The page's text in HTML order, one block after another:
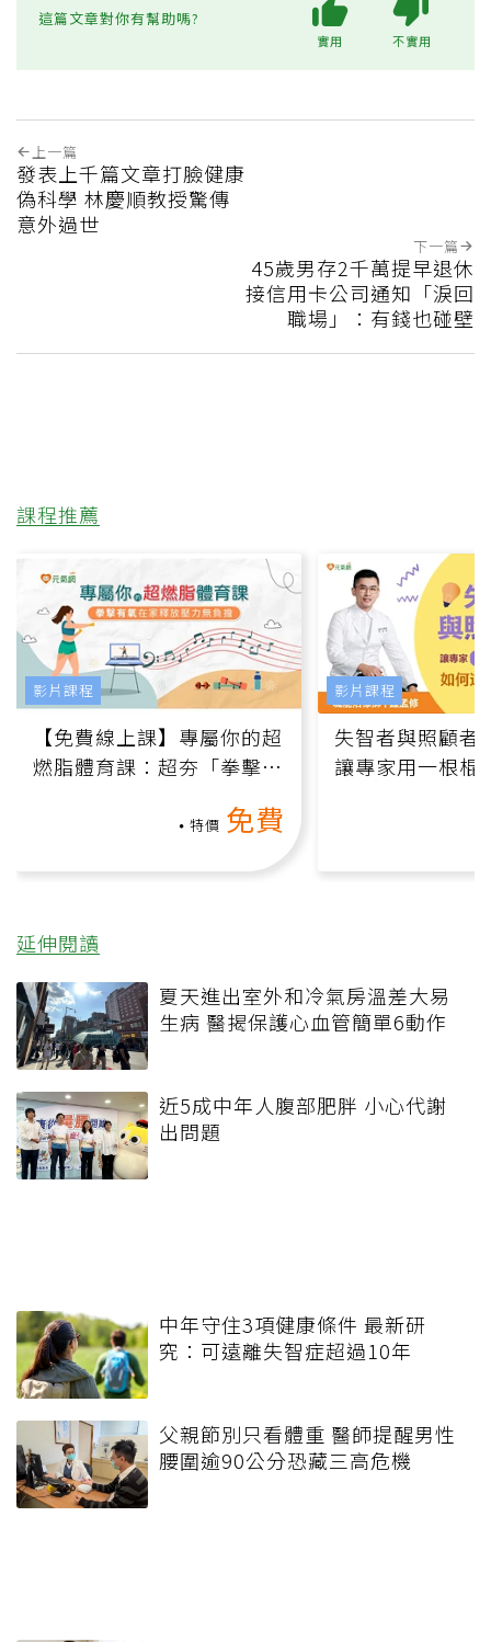
這篇文章對你有幫助嗎?
實用 不實用
上一篇
發表上千篇文章打臉健康
偽科學 林慶順教授驚傳
意外過世
下一篇
45歲男存2千萬提早退休
接信用卡公司通知「淚回
職場」：有錢也碰壁
課程推薦
【免費線上課】專屬你的超
燃脂體育課：超夯「拳擊有
特價 免費
影片課程
失智者與照顧者
讓專家用一根棍
影片課程
延伸閱讀
夏天進出室外和冷氣房溫差大易
生病 醫揭保護心血管簡單6動作
近5成中年人腹部肥胖 小心代謝
出問題
中年守住3項健康條件 最新研
究：可遠離失智症超過10年
父親節別只看體重 醫師提醒男性
腰圍逾90公分恐藏三高危機